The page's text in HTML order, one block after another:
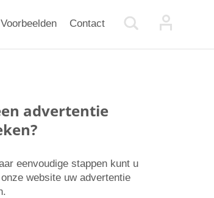
Voorbeelden Contact
advertentie
eenvoudige stappen kunt u
website uw advertentie